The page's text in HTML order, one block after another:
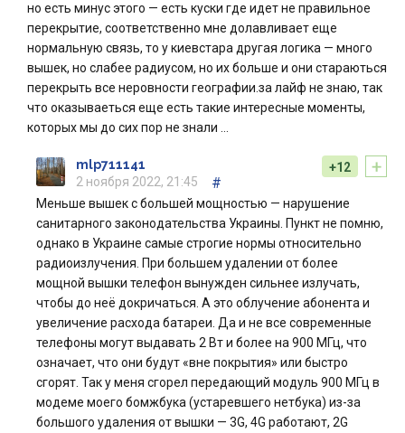
но есть минус этого — есть куски где идет не правильное
перекрытие, соответственно мне долавливает еще
нормальную связь, то у киевстара другая логика — много
вышек, но слабее радиусом, но их больше и они стараються
перекрыть все неровности географии.за лайф не знаю, так
что оказываеться еще есть такие интересные моменты,
которых мы до сих пор не знали …
+
+12
mlp711141
2 ноября 2022, 21:45
#
Меньше вышек с большей мощностью — нарушение
санитарного законодательства Украины. Пункт не помню,
однако в Украине самые строгие нормы относительно
радиоизлучения. При большем удалении от более
мощной вышки телефон вынужден сильнее излучать,
чтобы до неё докричаться. А это облучение абонента и
увеличение расхода батареи. Да и не все современные
телефоны могут выдавать 2 Вт и более на 900 МГц, что
означает, что они будут «вне покрытия» или быстро
сгорят. Так у меня сгорел передающий модуль 900 МГц в
модеме моего бомжбука (устаревшего нетбука) из-за
большого удаления от вышки — 3G, 4G работают, 2G